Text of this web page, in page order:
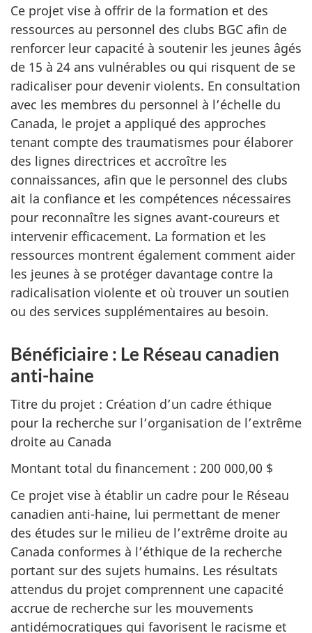
Ce projet vise à offrir de la formation et des
ressources au personnel des clubs BGC afin de
renforcer leur capacité à soutenir les jeunes âgés
de 15 à 24 ans vulnérables ou qui risquent de se
radicaliser pour devenir violents. En consultation
avec les membres du personnel à l’échelle du
Canada, le projet a appliqué des approches
tenant compte des traumatismes pour élaborer
des lignes directrices et accroître les
connaissances, afin que le personnel des clubs
ait la confiance et les compétences nécessaires
pour reconnaître les signes avant-coureurs et
intervenir efficacement. La formation et les
ressources montrent également comment aider
les jeunes à se protéger davantage contre la
radicalisation violente et où trouver un soutien
ou des services supplémentaires au besoin.
Bénéficiaire : Le Réseau canadien
anti-haine
Titre du projet : Création d’un cadre éthique
pour la recherche sur l’organisation de l’extrême
droite au Canada
Montant total du financement : 200 000,00 $
Ce projet vise à établir un cadre pour le Réseau
canadien anti-haine, lui permettant de mener
des études sur le milieu de l’extrême droite au
Canada conformes à l’éthique de la recherche
portant sur des sujets humains. Les résultats
attendus du projet comprennent une capacité
accrue de recherche sur les mouvements
antidémocratiques qui favorisent le racisme et